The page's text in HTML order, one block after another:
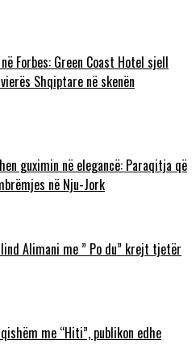
Forbes: Green Coast Hotel sjell
Shqiptare në skenën
guximin në elegancë: Paraqitja që
në Nju-Jork
Alimani me ” Po du” krejt tjetër
me “Hiti”, publikon edhe